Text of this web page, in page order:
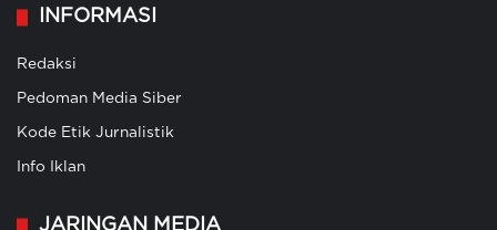
INFORMASI
Redaksi
Pedoman Media Siber
Kode Etik Jurnalistik
Info Iklan
JARINGAN MEDIA